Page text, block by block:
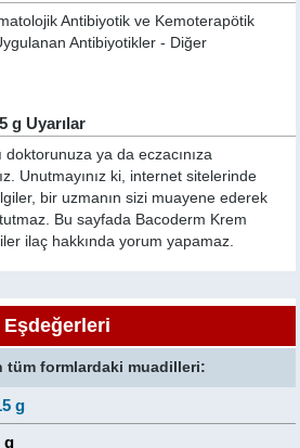
Antibiyotik ve Kemoterapötik
Antibiyotikler - Diğer
g Uyarılar
doktorunuza ya da eczacınıza
Unutmayınız ki, internet sitelerinde
bir uzmanın sizi muayene ederek
Bu sayfada Bacoderm Krem
ilaç hakkında yorum yapamaz.
Eşdeğerleri
tüm formlardaki muadilleri:
g
g